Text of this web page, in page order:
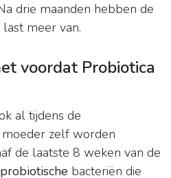
drie maanden hebben de
meer van.
voordat Probiotica
al tijdens de
zelf worden
de laatste 8 weken van de
probiotische bacteriën die